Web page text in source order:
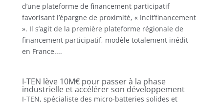
d’une plateforme de financement participatif
favorisant l’épargne de proximité, « Incit’financement
». Il s’agit de la première plateforme régionale de
financement participatif, modèle totalement inédit
en France....
I-TEN lève 10M€ pour passer à la phase
industrielle et accélérer son développement
I-TEN, spécialiste des micro-batteries solides et